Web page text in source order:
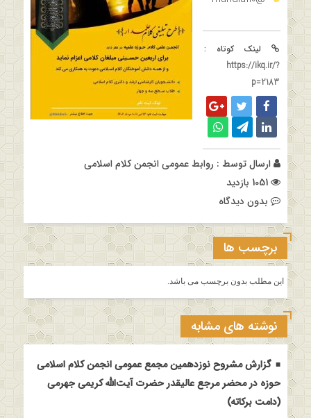
لینک کوتاه :
https://ikq.ir/?
p=2183
ارسال توسط : روابط عمومی انجمن کلام اسلامی
بدون دیدگاه
برچسب ها
این مطلب بدون برچسب می باشد.
نوشته های مشابه
گزارش مشروح نوزدهمین مجمع عمومی انجمن کلام اسلامی
حوزه در محضر مرجع عالیقدر حضرت آیت‌الله کریمی جهرمی
(دامت برکاته)